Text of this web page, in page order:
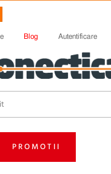
Blog Autentificare
PROMOTII